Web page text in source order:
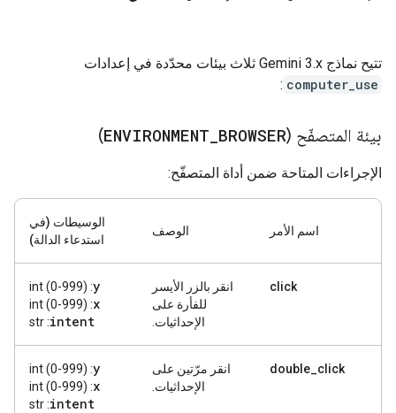
تتيح نماذج Gemini 3.x ثلاث بيئات محدّدة في إعدادات
computer_use
:
بيئة المتصفّح ( ENVIRONMENT BROWSER
)
الإجراءات المتاحة ضمن أداة المتصفّح:
اسم الأمر الوصف
الوسيطات (في
استدعاء الدالة)
click
انقر بالزر الأيسر
للفأرة على
الإحداثيات.
y
: int (0-999)
x
: int (0-999)
intent
: str
double_click
انقر مرّتين على
الإحداثيات.
y
: int (0-999)
x
: int (0-999)
intent
: str